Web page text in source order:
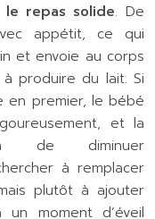
le repas solide. De
appétit, ce qui
et envoie au corps
produire du lait. Si
en premier, le bébé
et la
de diminuer
à remplacer
plutôt à ajouter
moment d’éveil